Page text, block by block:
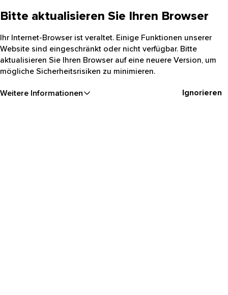
Bitte aktualisieren Sie Ihren Browser
Ihr Internet-Browser ist veraltet. Einige Funktionen unserer
Website sind eingeschränkt oder nicht verfügbar. Bitte
aktualisieren Sie Ihren Browser auf eine neuere Version, um
mögliche Sicherheitsrisiken zu minimieren.
Weitere Informationen Ignorieren